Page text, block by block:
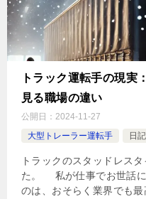
トラック運転手の現実
見る職場の違い
公開日： 2024-11-27
大型トレーラー運転手
日記
トラックのスタッドレス
た。 私が仕事でお世話に
のは、おそらく業界でも